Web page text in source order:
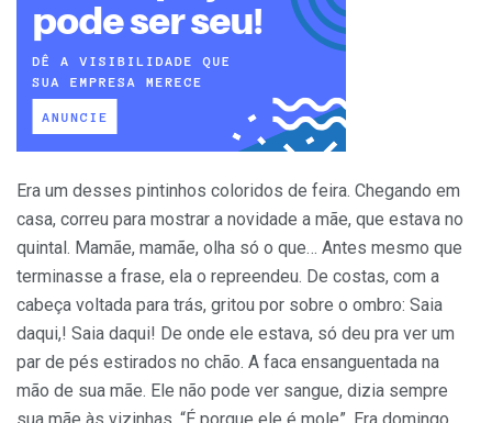
Era um desses pintinhos coloridos de feira. Chegando em
casa, correu para mostrar a novidade a mãe, que estava no
quintal. Mamãe, mamãe, olha só o que… Antes mesmo que
terminasse a frase, ela o repreendeu. De costas, com a
cabeça voltada para trás, gritou por sobre o ombro: Saia
daqui,! Saia daqui! De onde ele estava, só deu pra ver um
par de pés estirados no chão. A faca ensanguentada na
mão de sua mãe. Ele não pode ver sangue, dizia sempre